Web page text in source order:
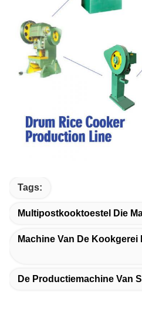
Tags:
Multipostkooktoestel Die
Machine Van De
De Productiemachine Van